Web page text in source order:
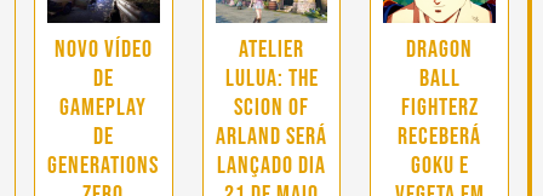
Novo vídeo
de
gameplay
de
Generations
Atelier
Lulua: The
Scion of
Arland será
lançado dia
Dragon
Ball
FighterZ
receberá
Goku e